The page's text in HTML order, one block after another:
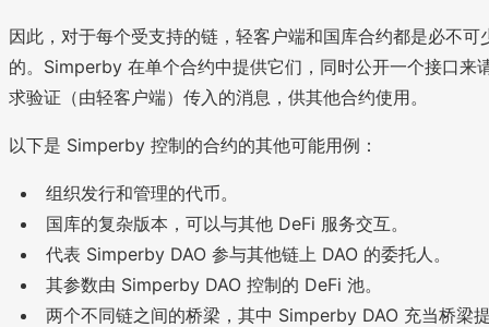
因此，对于每个受支持的链，轻客户端和国库合约都是必不可
的。Simperby 在单个合约中提供它们，同时公开一个接口来
求验证（由轻客户端）传入的消息，供其他合约使用。
以下是 Simperby 控制的合约的其他可能用例：
组织发行和管理的代币。
国库的复杂版本，可以与其他 DeFi 服务交互。
代表 Simperby DAO 参与其他链上 DAO 的委托人。
其参数由 Simperby DAO 控制的 DeFi 池。
两个不同链之间的桥梁，其中 Simperby DAO 充当桥梁